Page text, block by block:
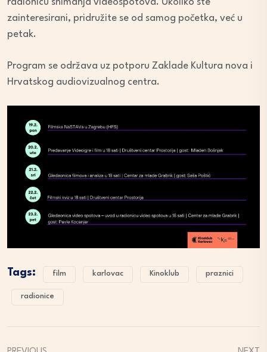
radionicu snimanja videospotova. Ukoliko ste
zainteresirani, pridružite se od samog početka, već u
petak.
Program se održava uz potporu Zaklade Kultura nova i
Hrvatskog audiovizualnog centra.
Tags: film karlovac Kinoklub praznici
radionice